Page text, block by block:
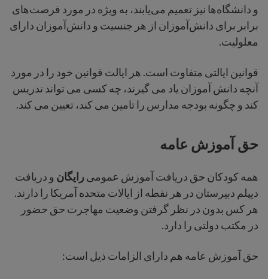
و دانشگاه‌ها نیز تعمیم می‌یابند، به ویژه در مورد فرصت‌های
برابر برای دانش‌آموزان از هر جنسیت و دانش‌آموزان دارای
معلولیت.
قوانین ایالتی متفاوت است. هر ایالت قوانین خود را در مورد
آنچه دانش آموزان یاد می گیرند، چه کسی می تواند تدریس
کند و چگونه بودجه مدارس را تامین می کند، تعیین می کند.
حق آموزش عامه
همه کودکان حق دریافت آموزش عمومیرایگان و دریافت
دیپلم دبیرستان در هر نقطه از ایالات متحده آمریکا را دارند.
هر کس بدون در نظر گرفتن وضعیت مهاجرت حق حضور
در مکتب دولتی را دارد.
حق آموزش عامه هم دارای الزامات ذیل است: